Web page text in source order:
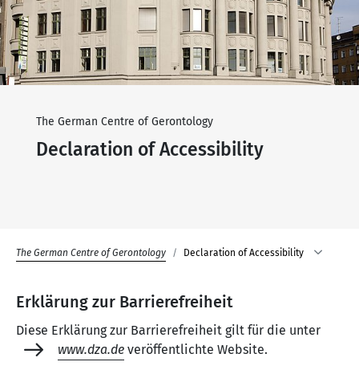
The German Centre of Gerontology
Declaration of Accessibility
The German Centre of Gerontology Declaration of Accessibility
Erklärung zur Barrierefreiheit
Diese Erklärung zur Barrierefreiheit gilt für die unter
www.dza.de veröffentlichte Website.